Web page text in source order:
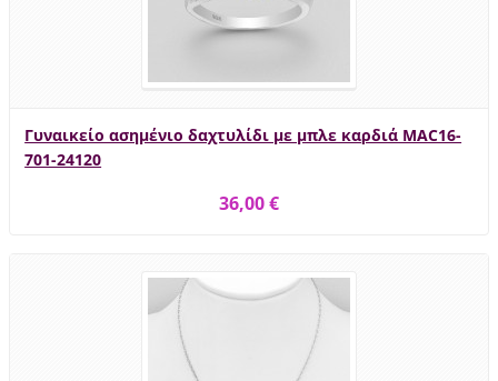
Γυναικείο ασημένιο δαχτυλίδι με μπλε καρδιά MAC16-
701-24120
36,00 €